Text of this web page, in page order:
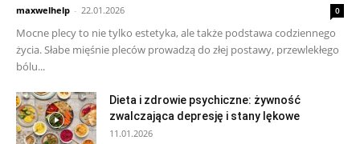
maxwelhelp - 22.01.2026 0
Mocne plecy to nie tylko estetyka, ale także podstawa codziennego
życia. Słabe mięśnie pleców prowadzą do złej postawy, przewlekłego
bólu...
Dieta i zdrowie psychiczne: żywność
zwalczająca depresję i stany lękowe
11.01.2026